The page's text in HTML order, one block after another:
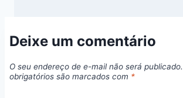
Deixe um comentário
O seu endereço de e-mail não será publicado.
obrigatórios são marcados com *